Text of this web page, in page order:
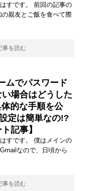
すです。 前回の記事の
親友とご飯を食べて際
事を読む
ムでパスワード
場合はどうした
的な手順を公
定は簡単なの!?
記事】
すです。 僕はメインの
なので、日頃から
事を読む